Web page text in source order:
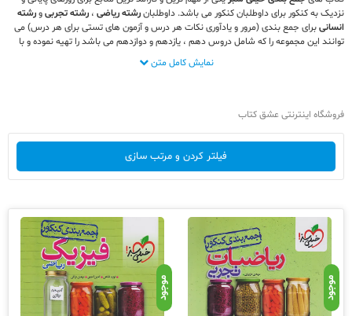
نزدیک به کنکور برای داوطلبان کنکور می باشد. داوطلبانرشته ریاضی ، رشته تجربیورشته
انسانیبرای جمع بندی (مرور و یادآوری نکات هر درس و آزمون های تستی برای هر درس) می
توانند این مجموعه را که شامل دروس دهم ، یازدهم و دوازدهم می باشد را تهیه نموده و با
توجه به دسته بندی استاندارد کتاب و شباهت نمونه سوالات گنجانده شده در
با کنکور سراسری خود را برای موفقیت هر چه بیشتر در کنکور آماده نمایند.
همان درس قرار داده شده است. با توجه به ارائه درس به درس درسنامه و تست در کنار هم ،
خواهد نمود.
یکی از کتاب های پرفروش جمع بندی خیلی سبز است!
به طور کلی کتابجمع بندی خیلی سبزشامل سه بخش می باشد:
درسنامه
تست های چهارگزینه ای
پاسخنامه تشریحی
درسنامه جمع بندی خیلی سبز:
در این بخش ازکتابهای جمع بندی خیلی سبز
نکات برجسته ، مفاهیم برگزیده و مطالب هر
نمایش کامل متن
فروشگاه اینترنتی عشق کتاب
فیلتر کردن و مرتب سازی
موجود موجود